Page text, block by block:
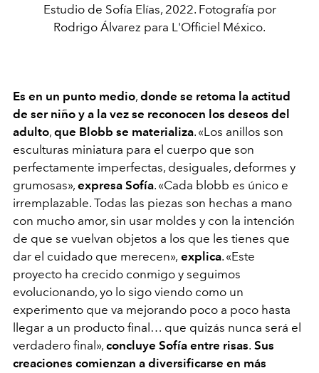
Estudio de Sofía Elías, 2022. Fotografía por
Rodrigo Álvarez para L'Officiel México.
Es en un punto medio, donde se retoma la actitud
de ser niño y a la vez se reconocen los deseos del
adulto, que Blobb se materializa. «Los anillos son
esculturas miniatura para el cuerpo que son
perfectamente imperfectas, desiguales, deformes y
grumosas», expresa Sofía. «Cada blobb es único e
irremplazable. Todas las piezas son hechas a mano
con mucho amor, sin usar moldes y con la intención
de que se vuelvan objetos a los que les tienes que
dar el cuidado que merecen», explica. «Este
proyecto ha crecido conmigo y seguimos
evolucionando, yo lo sigo viendo como un
experimento que va mejorando poco a poco hasta
llegar a un producto final… que quizás nunca será el
verdadero final», concluye Sofía entre risas. Sus
creaciones comienzan a diversificarse en más